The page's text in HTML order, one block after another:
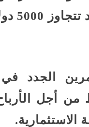
الأول
الجدد
أجل